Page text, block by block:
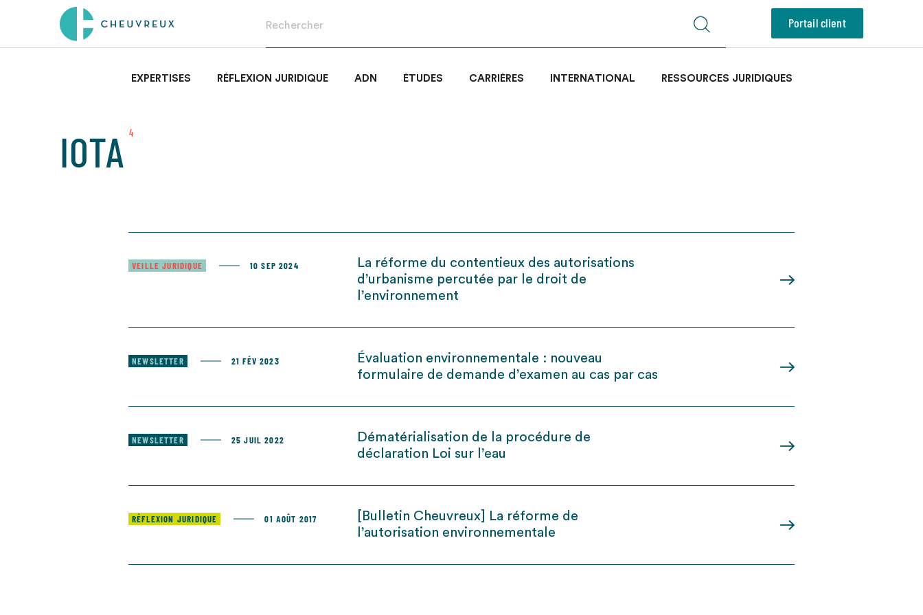
Portail client
EXPERTISES RÉFLEXION JURIDIQUE ADN ÉTUDES CARRIÈRES INTERNATIONAL RESSOURCES JURIDIQUES
IOTA 4
VEILLE JURIDIQUE 10 SEP 2024
La réforme du contentieux des autorisations
d’urbanisme percutée par le droit de
l’environnement
NEWSLETTER 21 FÉV 2023
Évaluation environnementale : nouveau
formulaire de demande d’examen au cas par cas
NEWSLETTER 25 JUIL 2022
Dématérialisation de la procédure de
déclaration Loi sur l’eau
RÉFLEXION JURIDIQUE 01 AOÛT 2017
[Bulletin Cheuvreux] La réforme de
l’autorisation environnementale